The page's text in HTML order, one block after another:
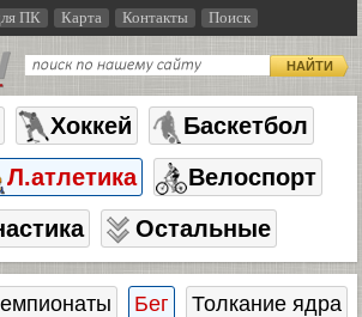
ПК Карта Контакты Поиск
НАЙТИ
Хоккей
Баскетбол
Л.атлетика
Велоспорт
Остальные
Бег
Толкание ядра